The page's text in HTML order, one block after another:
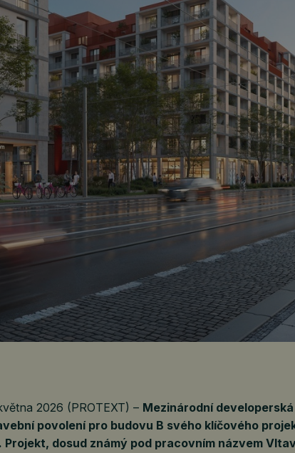
2026 (PROTEXT) – Mezinárodní developerská
povolení pro budovu B svého klíčového
Projekt, dosud známý pod pracovním názvem